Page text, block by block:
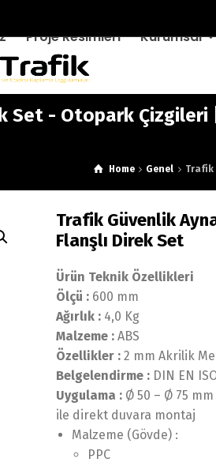
Proje Resimleri Kurumsal
Set - Otopark
Home Genel Trafik
Trafik Güvenlik
Flanşlı Direk Set
Ürün Teknik Özellikleri
Ölçü : 600 mm
Ağırlık : 4,0 Kg
Malzeme : ABS
Özellikler : 2 mm Akrilik
Belgelendirme : DIN EN
Uygulama : Ø 50 – Ø 75
ile direkt duvara montaj
Malzeme (Gövde) :
PPC